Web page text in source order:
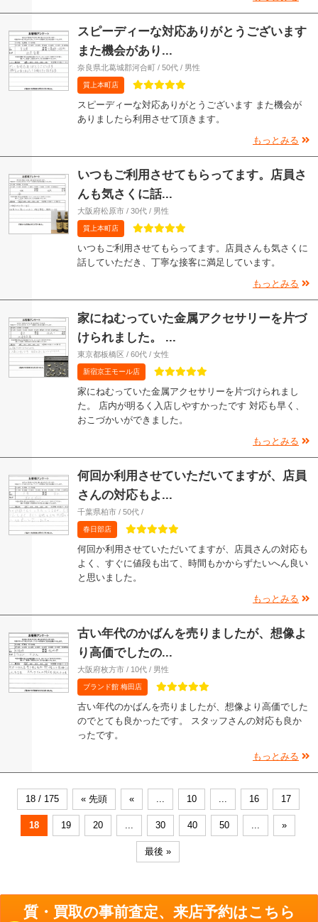
スピーディーな対応ありがとうございます
また機会があり...
奈良県北葛城郡河合町 / 50代 / 男性
質上本町店
スピーディーな対応ありがとうございます また機会が
ありましたら利用させて頂きます。
もっとみる
いつもご利用させてもらってます。店員さ
んも気さくに話...
大阪府松原市 / 30代 / 男性
質上本町店
いつもご利用させてもらってます。店員さんも気さくに
話していただき、丁寧な接客に満足しています。
もっとみる
家にねむっていた金属アクセサリーを片づ
けられました。 ...
東京都板橋区 / 60代 / 女性
新宿京王モール店
家にねむっていた金属アクセサリーを片づけられまし
た。 店内が明るく入店しやすかったです 対応も早く、
おこづかいができました。
もっとみる
何回か利用させていただいてますが、店員
さんの対応もよ...
千葉県柏市 / 50代 /
春日部店
何回か利用させていただいてますが、店員さんの対応も
よく、すぐに値段も出て、時間もかからずたいへん良い
と思いました。
もっとみる
古い年代のかばんを売りましたが、想像よ
り高価でしたの...
大阪府枚方市 / 10代 / 男性
ブランド館 梅田店
古い年代のかばんを売りましたが、想像より高価でした
のでとても良かったです。 スタッフさんの対応も良か
ったです。
もっとみる
18 / 175 « 先頭 « ... 10 ... 16 17
18 19 20 ... 30 40 50 ... »
最後 »
質・買取の事前査定、来店予約はこちら